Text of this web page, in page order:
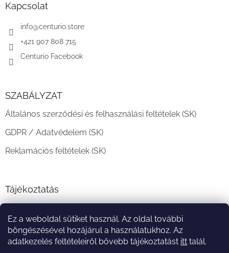
Ez a weboldal sütiket használ. Az oldal további
böngészésével hozájárul a használatukhoz. Az
adatkezelés feltételeiről bővebb tájékoztatást itt talál.
Kapcsolat
info@centurio.store
+421 907 808 715
Centurio Facebook
SZABÁLYZAT
Általános szerződési és felhasználási feltételek (SK)
GDPR / Adatvédelem (SK)
Reklamációs feltételek (SK)
Tájékoztatás
A vásárlás menete